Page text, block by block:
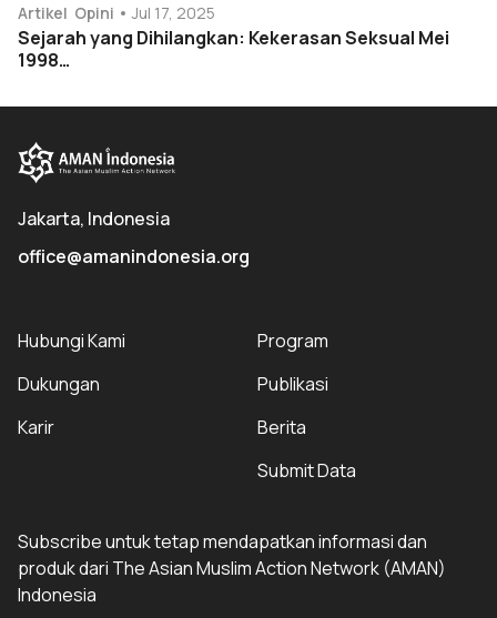
Artikel Opini Jul 17, 2025
Sejarah yang Dihilangkan: Kekerasan Seksual Mei
1998…
Jakarta, Indonesia
office@amanindonesia.org
Hubungi Kami
Dukungan
Karir
Program
Publikasi
Berita
Submit Data
Subscribe untuk tetap mendapatkan informasi dan
produk dari The Asian Muslim Action Network (AMAN)
Indonesia